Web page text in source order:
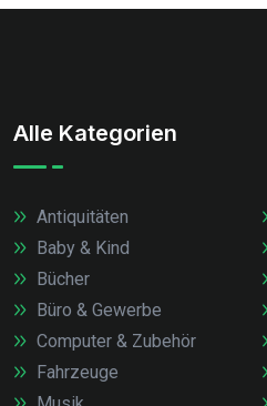
Alle Kategorien
Antiquitäten
Baby & Kind
Bücher
Büro & Gewerbe
Computer & Zubehör
Fahrzeuge